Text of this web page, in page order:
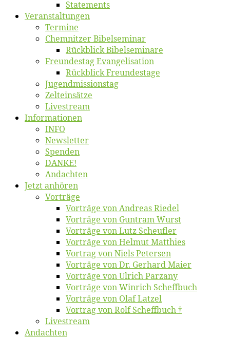
State­ments
Ver­an­stal­tun­gen
Ter­mi­ne
Chemnit­zer Bibelseminar
Rück­blick Bibelseminare
Freun­des­tag Evangelisation
Rück­blick Freundestage
Jugend­mis­sions­tag
Zelt­ein­sät­ze
Live­stream
Informatio­nen
INFO
News­let­ter
Spen­den
DANKE!
An­dach­ten
Jetzt an­hö­ren
Vor­trä­ge
Vor­trä­ge von An­dre­as Riedel
Vor­trä­ge von Gun­tram Wurst
Vor­trä­ge von Lutz Scheufler
Vor­trä­ge von Hel­mut Matthies
Vor­trag von Niels Petersen
Vor­trä­ge von Dr. Ger­hard Maier
Vor­trä­ge von Ul­rich Parzany
Vor­trä­ge von Win­rich Scheffbuch
Vor­trä­ge von Olaf Latzel
Vor­trag von Rolf Scheffbuch †
Live­stream
An­dach­ten